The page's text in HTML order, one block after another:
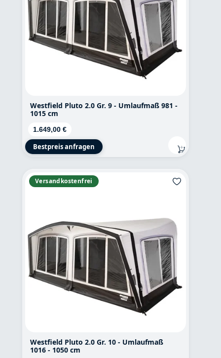
Westfield Pluto 2.0 Gr. 9 - Umlaufmaß 981 -
1015 cm
Regulärer Preis:
1.649,00 €
Bestpreis anfragen
Versandkostenfrei
Westfield Pluto 2.0 Gr. 10 - Umlaufmaß
1016 - 1050 cm